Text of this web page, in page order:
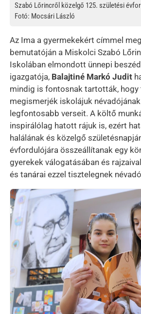
Szabó Lőrincről közelgő 125. születési
Fotó: Mocsári László
Az Ima a gyermekekért címmel
bemutatóján a Miskolci Szabó
Iskolában elmondott ünnepi
igazgatója, Balajtiné Markó Judit
mindig is fontosnak tartották, hogy
megismerjék iskolájuk
legfontosabb verseit. A költő
inspirálólag hatott rájuk is, ezért
halálának és közelgő
évfordulójára összeállítanak egy
gyerekek válogatásában és
és tanárai ezzel tisztelegnek
Preview Image